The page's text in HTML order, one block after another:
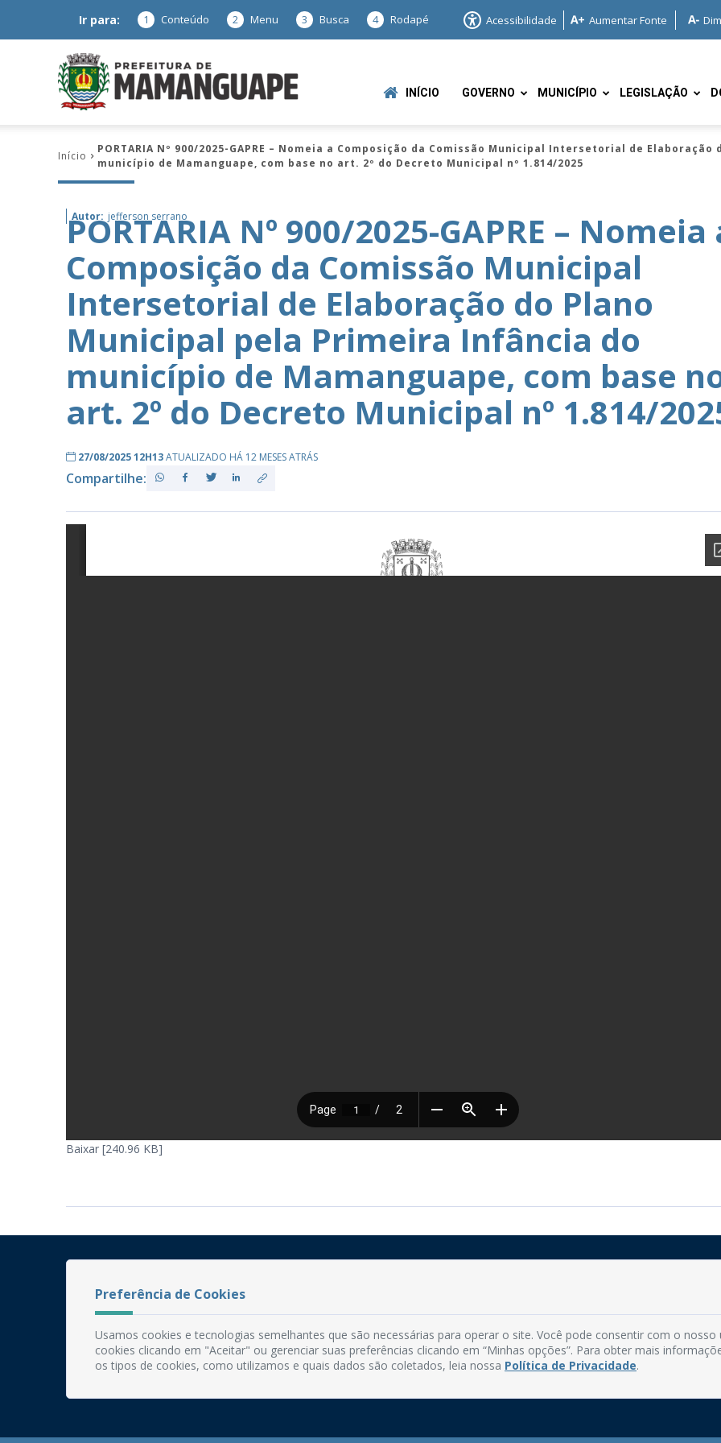
Ir para: 1 Conteúdo 2 Menu 3 Busca 4 Rodapé Acessibilidade Aumentar Fonte
de
–
PB
INÍCIO GOVERNO MUNICÍPIO LEGISLAÇÃO
Início
PORTARIA Nº 900/2025-GAPRE – Nomeia a Composição da Comissão Municipal Intersetorial de
município de Mamanguape, com base no art. 2º do Decreto Municipal nº 1.814/2025
Autor: jefferson serrano
PORTARIA Nº 900/2025-GAPRE – Nomeia
Composição da Comissão Municipal
Intersetorial de Elaboração do Plano
Municipal pela Primeira Infância do
município de Mamanguape, com base
art. 2º do Decreto Municipal nº 1.814/
27/08/2025 12H13ATUALIZADO HÁ 12 MESES ATRÁS
Compartilhe:
Baixar [240.96 KB]
CEP: 58.280-000 - Mamanguape/PB
Fone: (83) 3292-2246
Email: comunicacao@mamanguape.pb.gov.br
Expediente: Segunda à Sexta, das 08h às 13h
Preferência de Cookies
Usamos cookies e tecnologias semelhantes que são necessárias para operar o site. Você pode consentir com o nosso
cookies clicando em "Aceitar" ou gerenciar suas preferências clicando em “Minhas opções”. Para obter mais
os tipos de cookies, como utilizamos e quais dados são coletados, leia nossa Política de Privacidade.